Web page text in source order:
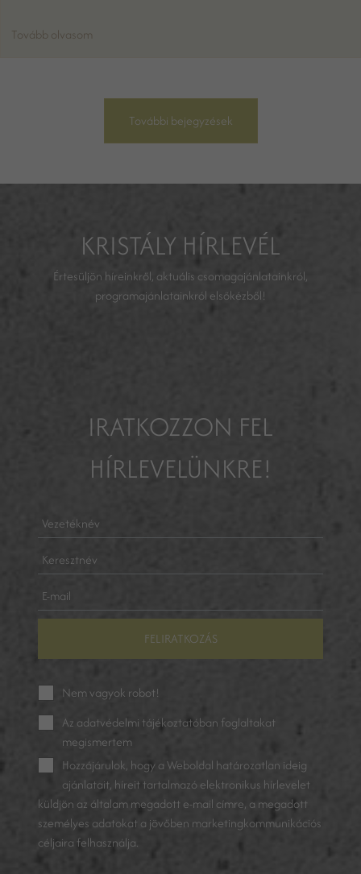
Tovább olvasom
További bejegyzések
KRISTÁLY HÍRLEVÉL
Értesüljön híreinkről, aktuális csomagajánlatainkról,
programajánlatainkról elsőkézből!
IRATKOZZON FEL
HÍRLEVELÜNKRE!
FELIRATKOZÁS
Nem vagyok robot!
Az adatvédelmi tájékoztatóban foglaltakat
megismertem
Hozzájárulok, hogy a Weboldal határozatlan ideig
ajánlatait, híreit tartalmazó elektronikus hírlevelet
küldjön az általam megadott e-mail címre, a megadott
személyes adatokat a jövőben marketingkommunikációs
céljaira felhasználja.